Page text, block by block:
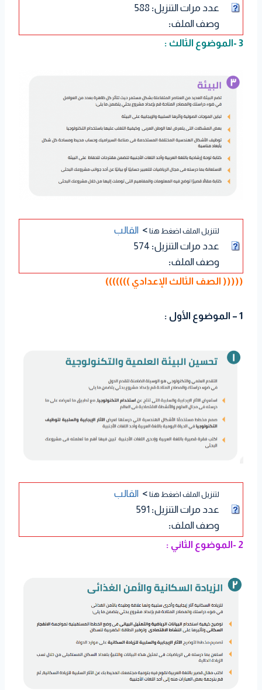
عدد مرات التنزيل:
وصف الملف:
3 -الموضوع الثالث :
لتنزيل الملف اضغط هنا > القالب
عدد مرات التنزيل:
وصف الملف:
((((( الصف الثالث الإعدادي )))))))
1 – الموضوع الأول :
لتنزيل الملف اضغط هنا > القالب
عدد مرات التنزيل:
وصف الملف:
2 -الموضوع الثاني :